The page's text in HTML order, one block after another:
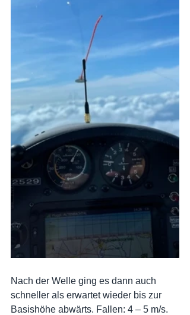
Nach der Welle ging es dann auch
schneller als erwartet wieder bis zur
Basishöhe abwärts. Fallen: 4 – 5 m/s.